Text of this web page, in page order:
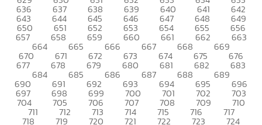
636 637 638 639 640 641 642
643 644 645 646 647 648 649
650 651 652 653 654 655 656
657 658 659 660 661 662 663
664 665 666 667 668 669
670 671 672 673 674 675 676
677 678 679 680 681 682 683
684 685 686 687 688 689
690 691 692 693 694 695 696
697 698 699 700 701 702 703
704 705 706 707 708 709 710
711 712 713 714 715 716 717
718 719 720 721 722 723 724